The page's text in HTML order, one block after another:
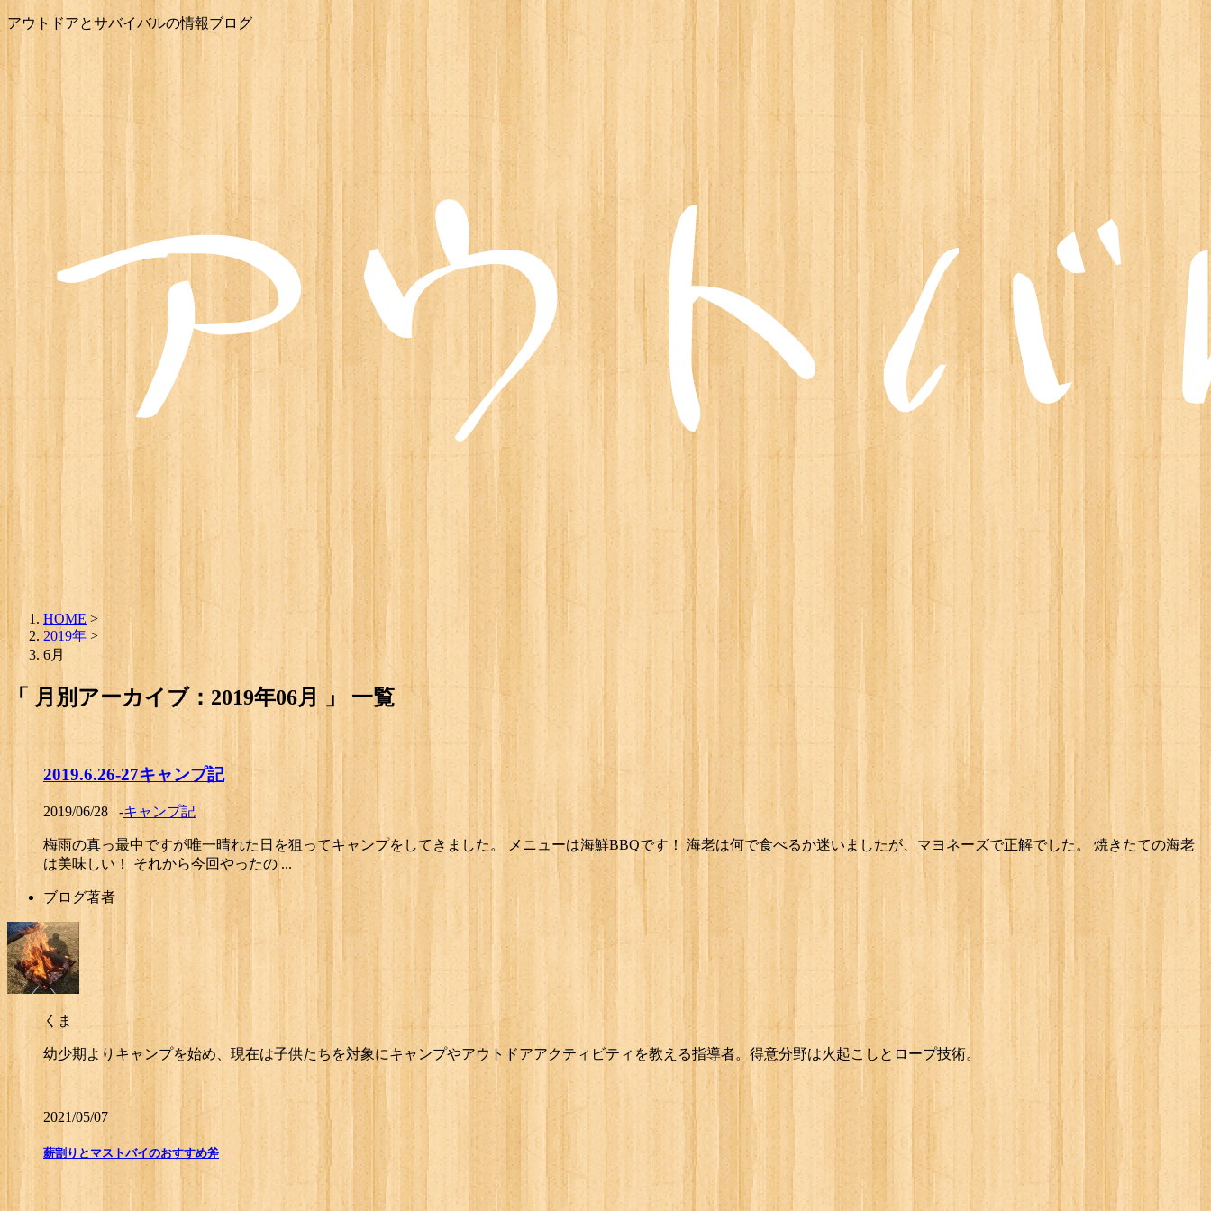
アウトドアとサバイバルの情報ブログ
HOME >
2019年 >
6月
「 月別アーカイブ：2019年06月 」 一覧
2019.6.26-27キャンプ記
2019/06/28 -キャンプ記
梅雨の真っ最中ですが唯一晴れた日を狙ってキャンプをしてきました。 メニューは海鮮BBQです！ 海老は何で食べるか迷いましたが、マヨネーズで正解でした。 焼きたての海老
は美味しい！ それから今回やったの ...
ブログ著者
くま
幼少期よりキャンプを始め、現在は子供たちを対象にキャンプやアウトドアアクティビティを教える指導者。得意分野は火起こしとロープ技術。
2021/05/07
薪割りとマストバイのおすすめ斧